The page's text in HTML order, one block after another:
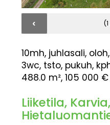
‹
10mh, juhlasali,
3wc, tsto, pukuh,
488.0 m², 105 000 €
Liiketila,